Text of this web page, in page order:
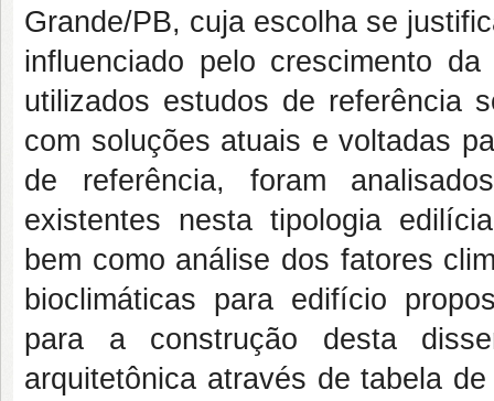
Grande/PB, cuja escolha se
influenciado pelo crescimento
utilizados estudos de referência
com soluções atuais e voltadas
de referência, foram
existentes nesta tipologia
bem como análise dos fatores
bioclimáticas para edifício
para a construção desta
arquitetônica através de tabela